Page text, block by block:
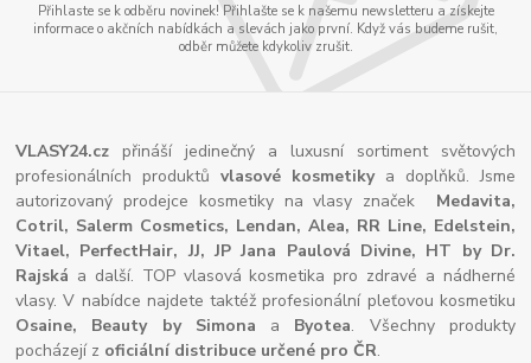
Přihlaste se k odběru novinek! Přihlašte se k našemu newsletteru a získejte
informace o akčních nabídkách a slevách jako první. Když vás budeme rušit,
odběr můžete kdykoliv zrušit.
VLASY24.cz přináší jedinečný a luxusní sortiment světových
profesionálních produktůvlasové kosmetikya doplňků. Jsme
autorizovaný prodejce kosmetiky na vlasy značek Medavita,
Cotril, Salerm Cosmetics, Lendan, Alea, RR Line, Edelstein,
Vitael, PerfectHair, JJ, JP Jana Paulová Divine, HT by Dr.
Rajská a další. TOP vlasová kosmetika pro zdravé a nádherné
vlasy. V nabídce najdete taktéž profesionální pleťovou kosmetiku
Osaine, Beauty by Simona a Byotea. Všechny produkty
pocházejí z oficiální distribuce určené pro ČR.